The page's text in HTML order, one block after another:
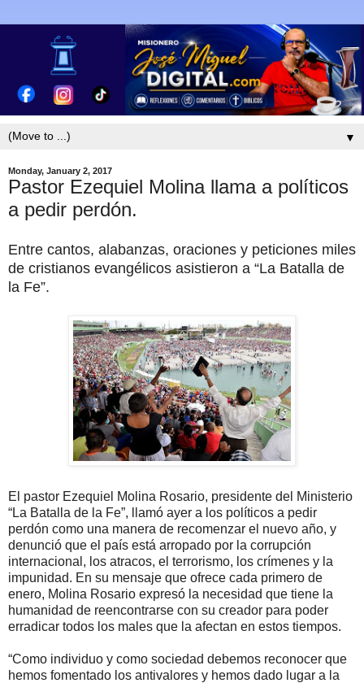
▼
Monday, January 2, 2017
Pastor Ezequiel Molina llama a políticos
a pedir perdón.
Entre cantos, alabanzas, oraciones y peticiones miles
de cristianos evangélicos asistieron a “La Batalla de
la Fe”.
El pastor Ezequiel Molina Rosario, presidente del Ministerio
“La Batalla de la Fe”, llamó ayer a los políticos a pedir
perdón como una manera de recomenzar el nuevo año, y
denunció que el país está arropado por la corrupción
internacional, los atracos, el terrorismo, los crímenes y la
impunidad. En su mensaje que ofrece cada primero de
enero, Molina Rosario expresó la necesidad que tiene la
humanidad de reencontrarse con su creador para poder
erradicar todos los males que la afectan en estos tiempos.
“Como individuo y como sociedad debemos reconocer que
hemos fomentado los antivalores y hemos dado lugar a la